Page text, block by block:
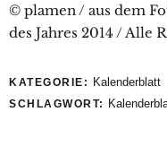
© plamen / aus dem
des Jahres 2014 / Alle
KATEGORIE: Kalenderblatt
SCHLAGWORT: